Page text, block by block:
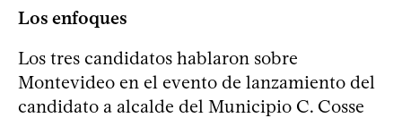
Los enfoques
Los tres candidatos hablaron sobre
Montevideo en el evento de lanzamiento del
candidato a alcalde del Municipio C. Cosse